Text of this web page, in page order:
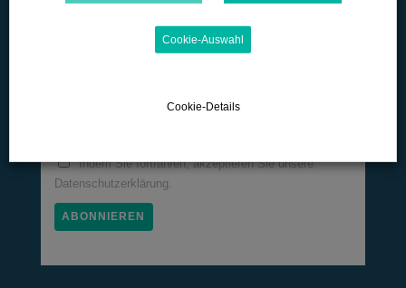
Indem Sie fortfahren, akzeptieren Sie unsere
Datenschutzerklärung.
Cookie-Auswahl
Cookie-Details